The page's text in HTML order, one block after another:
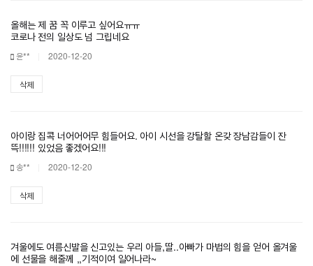
올해는 제 꿈 꼭 이루고 싶어요ㅠㅠ
코로나 전의 일상도 넘 그립네요
윤** 2020-12-20
삭제
아이랑 집콕 너어어어무 힘들어요. 아이 시선을 강탈할 온갖 장남감들이 잔
뜩!!!!!! 있었음 좋겠어요!!!
송** 2020-12-20
삭제
겨울에도 여름신발을 신고있는 우리 아들,딸..아빠가 마법의 힘을 얻어 올겨울
에 선물을 해줄께 ,,기적이여 일어나라~